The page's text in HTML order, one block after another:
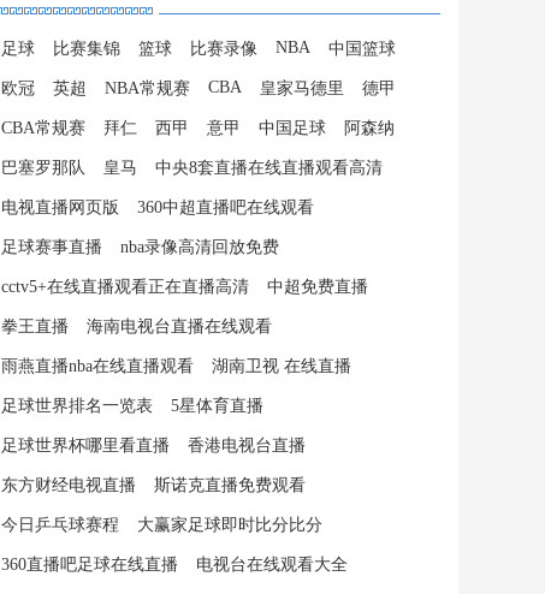
足球 比赛集锦 篮球 比赛录像 NBA 中国篮球
欧冠 英超 NBA常规赛 CBA 皇家马德里 德甲
CBA常规赛 拜仁 西甲 意甲 中国足球 阿森纳
巴塞罗那队 皇马 中央8套直播在线直播观看高清
电视直播网页版 360中超直播吧在线观看
足球赛事直播 nba录像高清回放免费
cctv5+在线直播观看正在直播高清 中超免费直播
拳王直播 海南电视台直播在线观看
雨燕直播nba在线直播观看 湖南卫视 在线直播
足球世界排名一览表 5星体育直播
足球世界杯哪里看直播 香港电视台直播
东方财经电视直播 斯诺克直播免费观看
今日乒乓球赛程 大赢家足球即时比分比分
360直播吧足球在线直播 电视台在线观看大全